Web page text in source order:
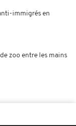
immigrés en
zoo entre les mains